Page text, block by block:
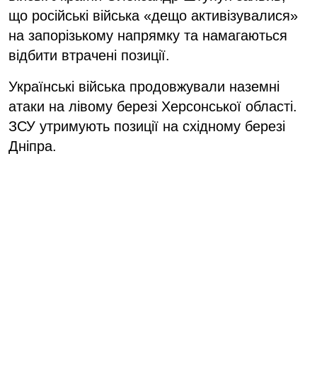
що російські війська «дещо активізувалися»
на запорізькому напрямку та намагаються
відбити втрачені позиції.
Українські війська продовжували наземні
атаки на лівому березі Херсонської області.
ЗСУ утримують позиції на східному березі
Дніпра.